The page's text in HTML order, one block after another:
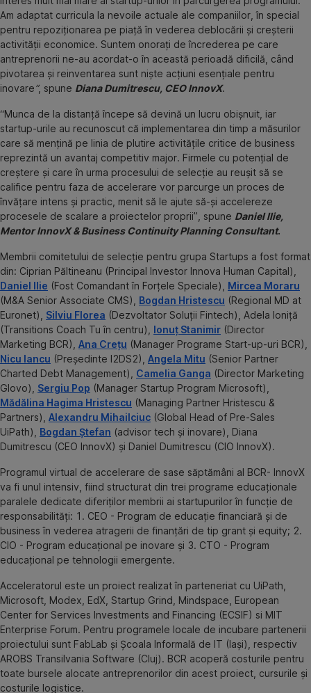
Am adaptat curricula la nevoile actuale ale companiilor, în special
pentru repoziționarea pe piață în vederea deblocării și creșterii
activității economice. Suntem onorați de încrederea pe care
antreprenorii ne-au acordat-o în această perioadă dificilă, când
pivotarea și reinventarea sunt niște acțiuni esențiale pentru
inovare”, spune Diana Dumitrescu, CEO InnovX.
“Munca de la distanță începe să devină un lucru obișnuit, iar
startup-urile au recunoscut că implementarea din timp a măsurilor
care să mențină pe linia de plutire activitățile critice de business
reprezintă un avantaj competitiv major. Firmele cu potențial de
creștere și care în urma procesului de selecție au reușit să se
califice pentru faza de accelerare vor parcurge un proces de
învățare intens și practic, menit să le ajute să-și accelereze
procesele de scalare a proiectelor proprii”, spune Daniel Ilie,
Mentor InnovX & Business Continuity Planning Consultant.
Membrii comitetului de selecție pentru grupa Startups a fost format
din: Ciprian Păltineanu (Principal Investor Innova Human Capital),
Daniel Ilie (Fost Comandant în Forțele Speciale), Mircea Moraru
(M&A Senior Associate CMS), Bogdan Hristescu (Regional MD at
Euronet), Silviu Florea (Dezvoltator Soluții Fintech), Adela Ioniță
(Transitions Coach Tu în centru), Ionuț Stanimir (Director
Marketing BCR), Ana Crețu (Manager Programe Start-up-uri BCR),
Nicu Iancu (Președinte I2DS2), Angela Mitu (Senior Partner
Charted Debt Management), Camelia Ganga (Director Marketing
Glovo), Sergiu Pop (Manager Startup Program Microsoft),
Mădălina Hagima Hristescu (Managing Partner Hristescu &
Partners), Alexandru Mihailciuc (Global Head of Pre-Sales
UiPath), Bogdan Ștefan (advisor tech și inovare), Diana
Dumitrescu (CEO InnovX) și Daniel Dumitrescu (CIO InnovX).
Programul virtual de accelerare de sase săptămâni al BCR- InnovX
va fi unul intensiv, fiind structurat din trei programe educaționale
paralele dedicate diferiților membrii ai startupurilor în funcție de
responsabilități: 1. CEO - Program de educație financiară și de
business în vederea atragerii de finanțări de tip grant și equity; 2.
CIO - Program educațional pe inovare și 3. CTO - Program
educațional pe tehnologii emergente.
Acceleratorul este un proiect realizat în parteneriat cu UiPath,
Microsoft, Modex, EdX, Startup Grind, Mindspace, European
Center for Services Investments and Financing (ECSIF) si MIT
Enterprise Forum. Pentru programele locale de incubare partenerii
proiectului sunt FabLab și Școala Informală de IT (Iași), respectiv
AROBS Transilvania Software (Cluj). BCR acoperă costurile pentru
toate bursele alocate antreprenorilor din acest proiect, cursurile și
costurile logistice.